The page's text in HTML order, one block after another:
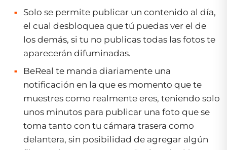
Solo se permite publicar un contenido al día,
el cual desbloquea que tú puedas ver el de
los demás, si tu no publicas todas las fotos te
aparecerán difuminadas.
BeReal te manda diariamente una
notificación en la que es momento que te
muestres como realmente eres, teniendo solo
unos minutos para publicar una foto que se
toma tanto con tu cámara trasera como
delantera, sin posibilidad de agregar algún